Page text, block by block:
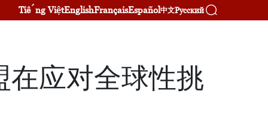
Tiếng ViệtEnglishFrançaisEspañol中文Русский
在应对全球性挑